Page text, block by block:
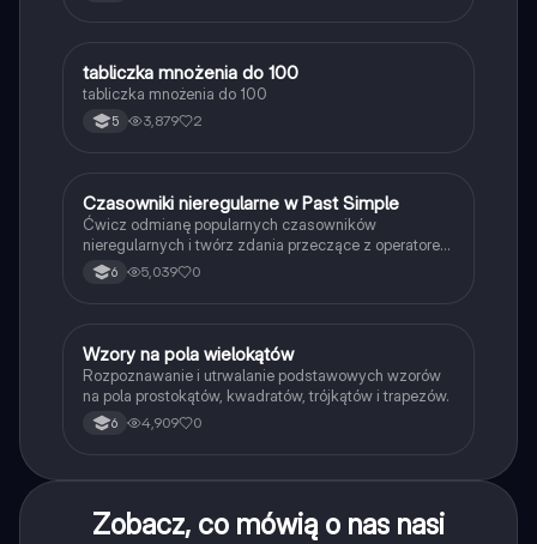
TMatematyka
tabliczka mnożenia do 100
tabliczka mnożenia do 100
5 3,879 2
CJęzyk angielski
Czasowniki nieregularne w Past Simple
Ćwicz odmianę popularnych czasowników
nieregularnych i twórz zdania przeczące z operatorem
didn't w czasie Past Simple.
6 5,039 0
WMatematyka
Wzory na pola wielokątów
Rozpoznawanie i utrwalanie podstawowych wzorów
na pola prostokątów, kwadratów, trójkątów i trapezów.
6 4,909 0
Zobacz, co mówią o nas nasi